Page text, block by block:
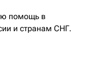
помощь в
и странам СНГ.